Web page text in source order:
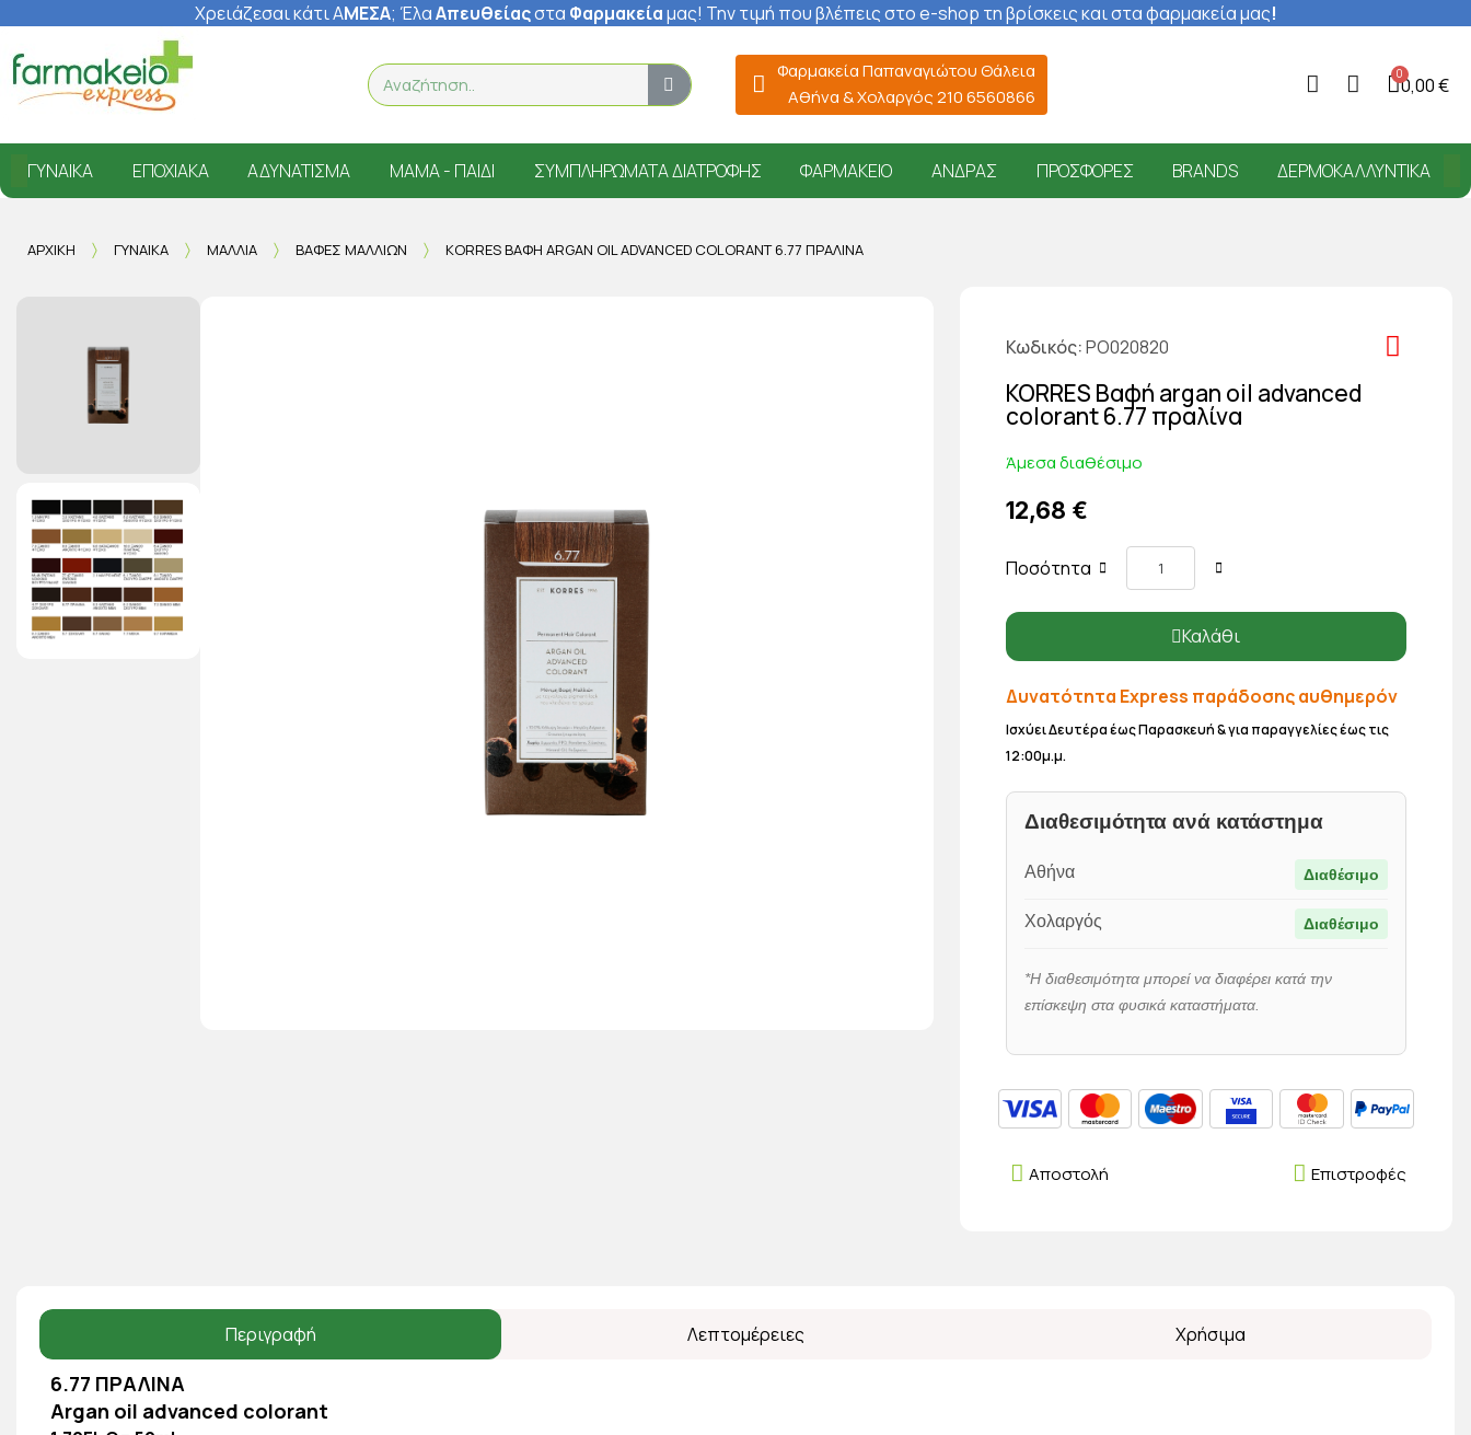
Χρειάζεσαι κάτι ΑΜΕΣΑ; ΈλαΑπευθείαςστα Φαρμακείαμας! Την τιμή που βλέπεις στο e-shop τη βρίσκεις και στα φαρμακεία μας!
Φαρμακεία Παπαναγιώτου Θάλεια
Αθήνα & Χολαργός 210 6560866
0,00 €
ΓΥΝΑΊΚΑ ΕΠΟΧΙΑΚΆ ΑΔΥΝΆΤΙΣΜΑ ΜΑΜΆ - ΠΑΙΔΊ ΣΥΜΠΛΗΡΏΜΑΤΑ ΔΙΑΤΡΟΦΉΣ ΦΑΡΜΑΚΕΊΟ ΆΝΔΡΑΣ ΠΡΟΣΦΟΡΈΣ BRANDS ΔΕΡΜΟΚΑΛΛΥΝΤΙΚΆ
ΑΡΧΙΚΉ ΓΥΝΑΊΚΑ ΜΑΛΛΙΆ ΒΑΦΈΣ ΜΑΛΛΙΏΝ KORRES ΒΑΦΉ ARGAN OIL ADVANCED COLORANT 6.77 ΠΡΑΛΊΝΑ
Κωδικός PO020820
KORRES Βαφή argan oil advanced
colorant 6.77 πραλίνα
Άμεσα διαθέσιμο
12,68 €
Ποσότητα
Καλάθι
Δυνατότητα Express παράδοσης αυθημερόν
Ισχύει Δευτέρα έως Παρασκευή & για παραγγελίες έως τις
12:00μ.μ.
Διαθεσιμότητα ανά κατάστημα
Αθήνα Διαθέσιμο
Χολαργός Διαθέσιμο
*Η διαθεσιμότητα μπορεί να διαφέρει κατά την
επίσκεψη στα φυσικά καταστήματα.
Επιστροφές
Αποστολή
Περιγραφή Λεπτομέρειες Χρήσιμα
6.77 ΠΡΑΛΙΝΑ
Argan oil advanced colorant